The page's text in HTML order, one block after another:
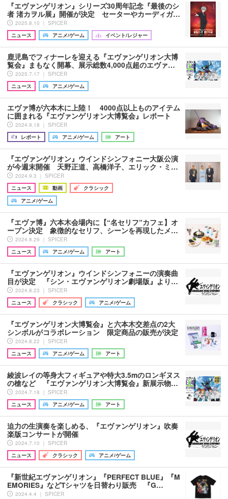
『エヴァンゲリオン』シリーズ30周年記念『最後のシ
者 渚カヲル展』開催が決定 セーターやカーディガ…
2025.8.10 ｜ SPICER
ニュース
アニメ/ゲーム イベント/レジャー
鹿児島でフィナーレを迎える『エヴァンゲリオン大博
覧会』まもなく開幕、展示総数4,000点超のエヴァ…
2025.7.17 ｜ SPICER
ニュース
アニメ/ゲーム
エヴァ博が六本木に上陸！ 4000点以上ものアイテム
に囲まれる『エヴァンゲリオン大博覧会』レポート
2024.9.18 ｜ SPICER
レポート
アニメ/ゲーム アート
『エヴァンゲリオン』ウインドシンフォニー大阪公演
が今週末開催 天野正道、高橋洋子、エリック・ミ…
2024.9.3 ｜ SPICER
ニュース
動画
クラシック
アニメ/ゲーム
『エヴァ博』六本木会場内に【“名セリフ”カフェ】オ
ープン決定 象徴的なセリフ、シーンを再現したメ…
2024.8.29 ｜ SPICER
ニュース
アニメ/ゲーム アート
『エヴァンゲリオン』ウインドシンフォニーの演奏曲
目が決定 『シン・エヴァンゲリオン劇場版』より…
2024.8.23 ｜ SPICER
ニュース
クラシック アニメ/ゲーム
『エヴァンゲリオン大博覧会』と六本木交差点の2大
シンボルがコラボレーション 限定商品の販売が決定
2024.8.22 ｜ SPICER
ニュース
アニメ/ゲーム アート
綾波レイの等身大フィギュアや特大3.5mのロンギヌス
の槍など 『エヴァンゲリオン大博覧会』新展示物…
2024.7.18 ｜ SPICER
ニュース
アニメ/ゲーム アート
迫力の生演奏を楽しめる、『エヴァンゲリオン』吹奏
楽版コンサートが開催
2024.7.10 ｜ SPICER
ニュース
クラシック アニメ/ゲーム
『新世紀エヴァンゲリオン』『PERFECT BLUE』『M
EMORIES』などTシャツを日替わり販売 『G…
2024.4.4 ｜ SPICER